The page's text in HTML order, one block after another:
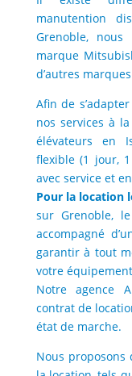
manutention
Grenoble, nous
marque
d’autres
Afin de
nos services à la
élévateurs en
flexible (1 jour,
avec service et
Pour la location
sur Grenoble,
accompagné
garantir à tout
votre
Notre agence
contrat de
état de marche.
Nous